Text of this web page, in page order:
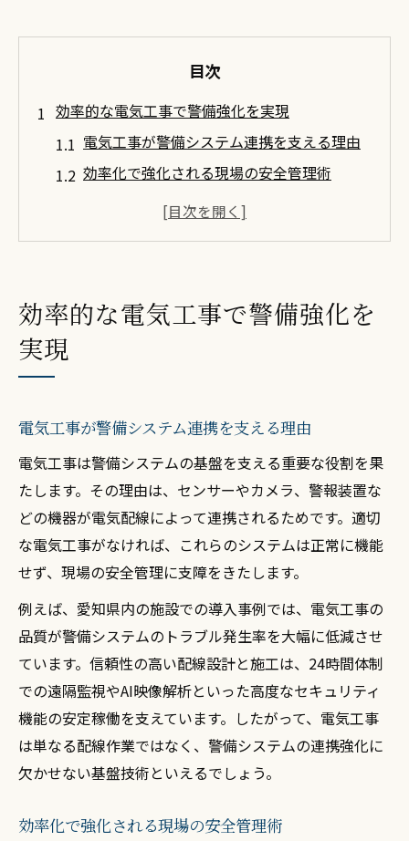
目次
効率的な電気工事で警備強化を実現
電気工事が警備システム連携を支える理由
効率化で強化される現場の安全管理術
警備強化へ導く電気工事の最新動向とは
警備システム導入に求められる電気工事の工夫
警備導入時の電気工事トラブル回避ポイン
ト
電気工事が左右する警備性能の向上術
愛知県で進化する安全管理の新潮流
電気工事が導く最新の安全管理手法とは
進化する警備に適応する電気工事の実像
愛知県で注目される電気工事技術の進化
安全管理強化に役立つ電気工事の取り組み
統合型セキュリティを支える電気工事とは
統合型セキュリティ実現の電気工事要素
電気工事が叶える防犯・防災システム連携
効率的な電気工事で警備強化を
実現
電気工事が警備システム連携を支える理由
電気工事は警備システムの基盤を支える重要な役割を果
たします。その理由は、センサーやカメラ、警報装置な
どの機器が電気配線によって連携されるためです。適切
な電気工事がなければ、これらのシステムは正常に機能
せず、現場の安全管理に支障をきたします。
例えば、愛知県内の施設での導入事例では、電気工事の
品質が警備システムのトラブル発生率を大幅に低減させ
ています。信頼性の高い配線設計と施工は、24時間体制
での遠隔監視やAI映像解析といった高度なセキュリティ
機能の安定稼働を支えています。したがって、電気工事
は単なる配線作業ではなく、警備システムの連携強化に
欠かせない基盤技術といえるでしょう。
効率化で強化される現場の安全管理術